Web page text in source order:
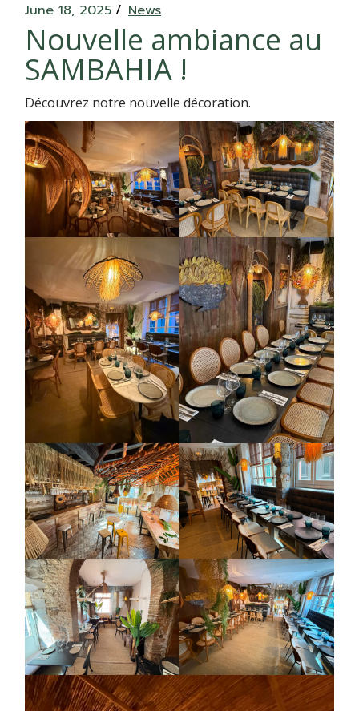
June 18, 2025 News
Nouvelle ambiance au
SAMBAHIA !
Découvrez notre nouvelle décoration.